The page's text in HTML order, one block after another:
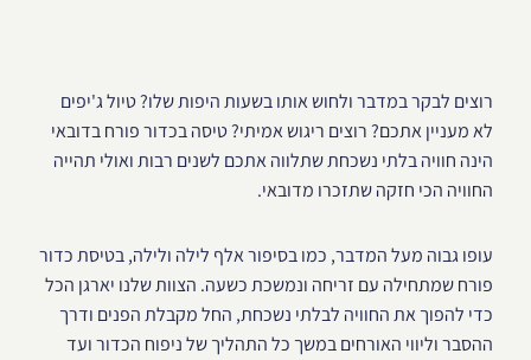
רוצים לבקר במדבר ולחוש אותו בשעות היפות שלו? טיול ג'יפים
לא מעניין אתכם? רוצים ריגוש אמיתי? טיסה בכדור פורח בדובאי
הינה חוויה בלתי נשכחת שתלווה אתכם לשנים רבות ואולי תהייה
החוויה הכי חזקה שתזכרו מדובאי.
עופו גבוה מעל המדבר, כמו בסיפור אלף לילה ולילה, בטיסת כדור
פורח שמתחילה עם זריחה ונמשכת כשעה. הצוות שלנו יארגן הכל
כדי להפוך את החוויה לבלתי נשכחת, החל מקבלת הפנים ודרך
ההסבר וליווי האורחים במשך כל התהליך של ניפוח הכדור ועד